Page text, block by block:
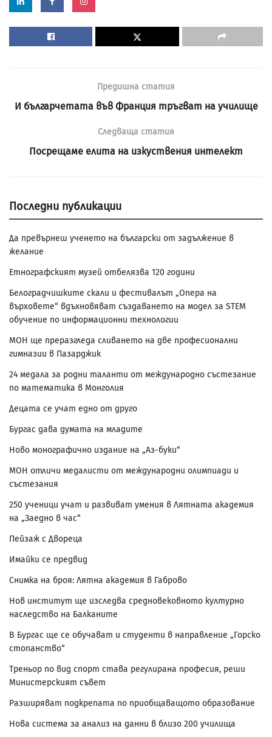
Предишна статия
И българчетата във Франция тръгват на училище
Следваща статия
Посрещаме елита на изкуствения интелект
Последни публикации
Да превърнеш ученето на български от задължение в
желание
Етнографският музей отбелязва 120 години
Белоградчишките скали и фестивалът „Опера на
върховете“ вдъхновяват създаването на модел за STEM
обучение по информационни технологии
МОН ще преразгледа сливането на две професионални
гимназии в Пазарджик
24 медала за родни таланти от международно състезание
по математика в Монголия
Децата се учат едно от друго
Бургас дава думата на младите
Ново монографично издание на „Аз-буки“
МОН отличи медалисти от международни олимпиади и
състезания
250 ученици учат и развиват умения в Лятната академия
на „Заедно в час“
Пейзаж с Двореца
Имайки се предвид
Снимка на броя: Лятна академия в Габрово
Нов институт ще изследва средновековното културно
наследство на Балканите
В Бургас ще се обучават и студенти в направление „Горско
стопанство“
Треньор по вид спорт става регулирана професия, реши
Министерският съвет
Разширяват подкрепата по приобщаващото образование
Нова система за анализ на данни в близо 200 училища